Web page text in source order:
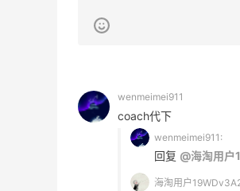
wenmeimei911
coach代下
wenmeimei911:
回复 @海淘用户
海淘用户
Tory Burch、拉夫劳伦
每满$100返$25礼卡
Bloomingdales
iHerb ：88全球好物节
健身补剂、护肤洗护等